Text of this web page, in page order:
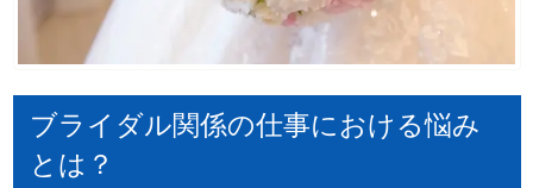
ブライダル関係の仕事における悩み
とは？